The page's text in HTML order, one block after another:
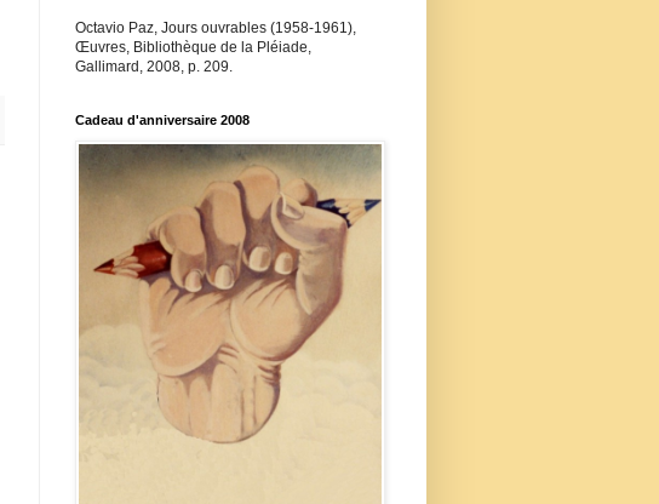
Octavio Paz, Jours ouvrables (1958-1961),
Œuvres, Bibliothèque de la Pléiade,
Gallimard, 2008, p. 209.
Cadeau d'anniversaire 2008